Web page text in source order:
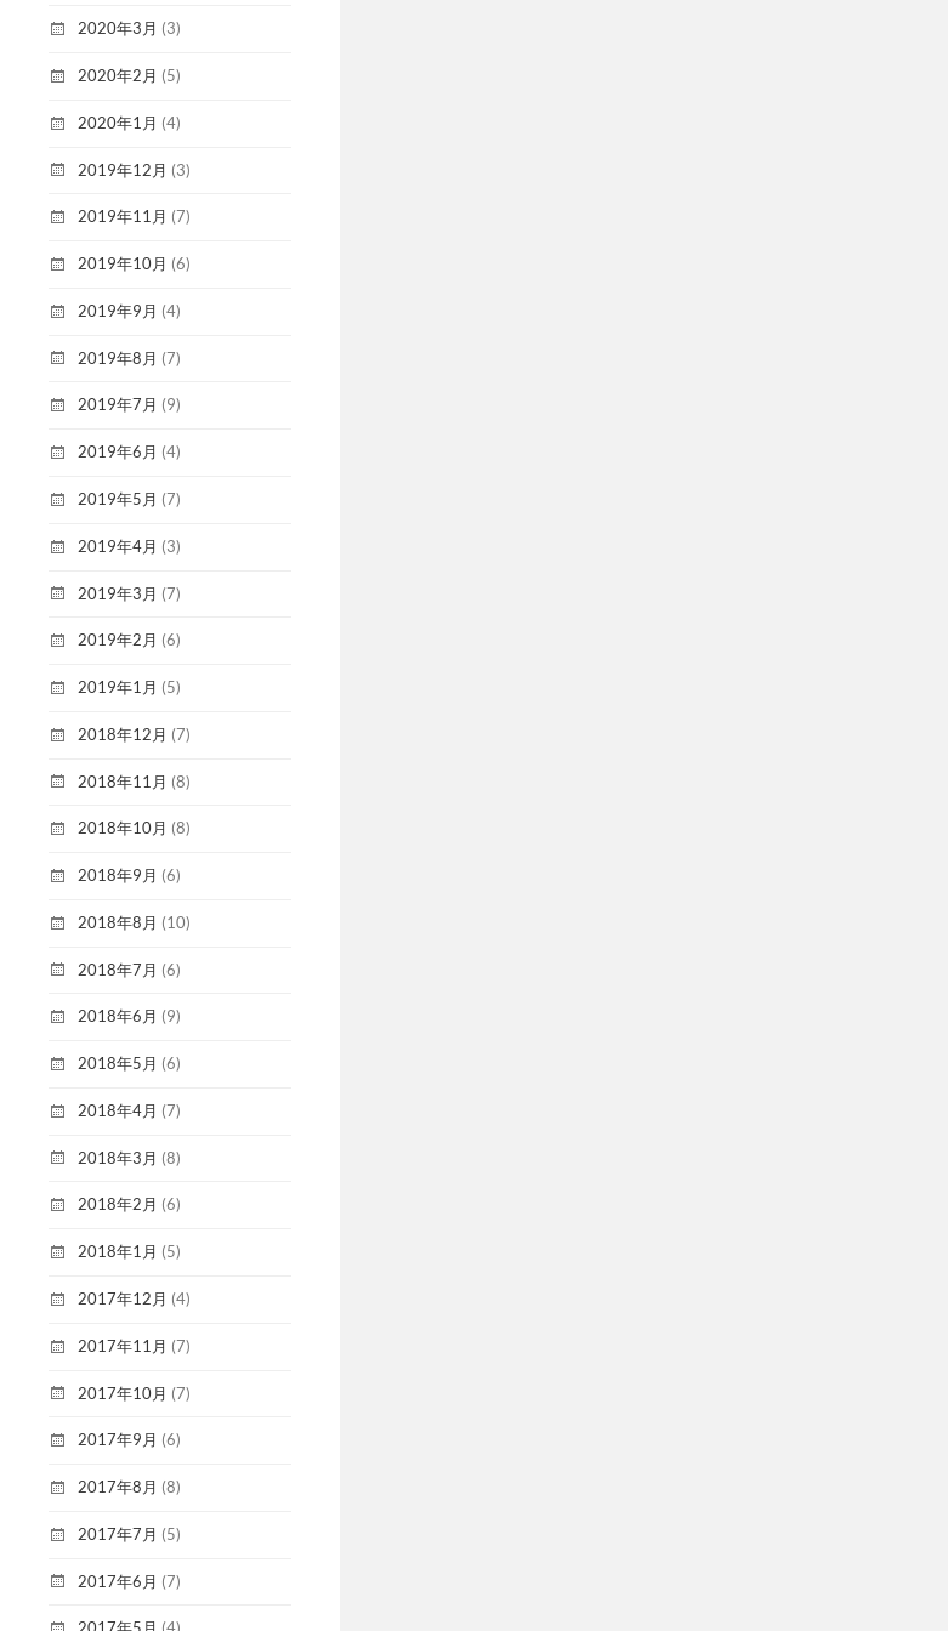
2020年3月 (3)
2020年2月 (5)
2020年1月 (4)
2019年12月 (3)
2019年11月 (7)
2019年10月 (6)
2019年9月 (4)
2019年8月 (7)
2019年7月 (9)
2019年6月 (4)
2019年5月 (7)
2019年4月 (3)
2019年3月 (7)
2019年2月 (6)
2019年1月 (5)
2018年12月 (7)
2018年11月 (8)
2018年10月 (8)
2018年9月 (6)
2018年8月 (10)
2018年7月 (6)
2018年6月 (9)
2018年5月 (6)
2018年4月 (7)
2018年3月 (8)
2018年2月 (6)
2018年1月 (5)
2017年12月 (4)
2017年11月 (7)
2017年10月 (7)
2017年9月 (6)
2017年8月 (8)
2017年7月 (5)
2017年6月 (7)